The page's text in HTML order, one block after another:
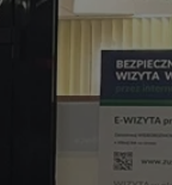
zapewniając, że
a ich dane są